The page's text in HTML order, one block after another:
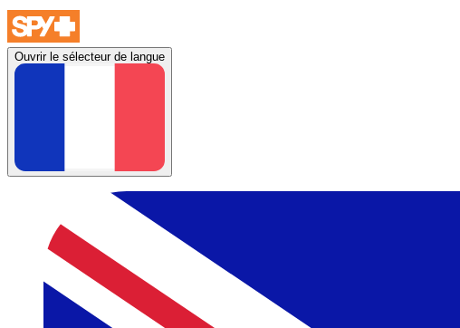
Ouvrir le sélecteur de langue